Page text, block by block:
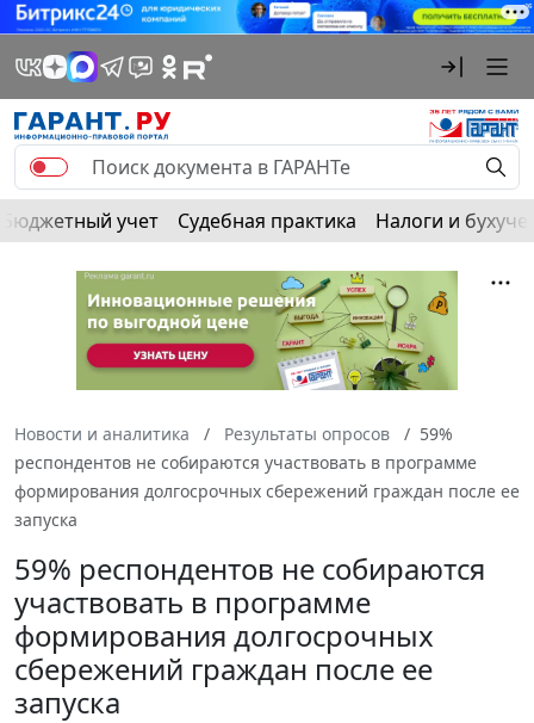
Бюджетный учет Судебная практика Налоги и
Новости и аналитика Результаты опросов
59%
респондентов не собираются участвовать в программе
формирования долгосрочных сбережений граждан после ее
запуска
59% респондентов не собираются
участвовать в программе
формирования долгосрочных
сбережений граждан после ее
запуска